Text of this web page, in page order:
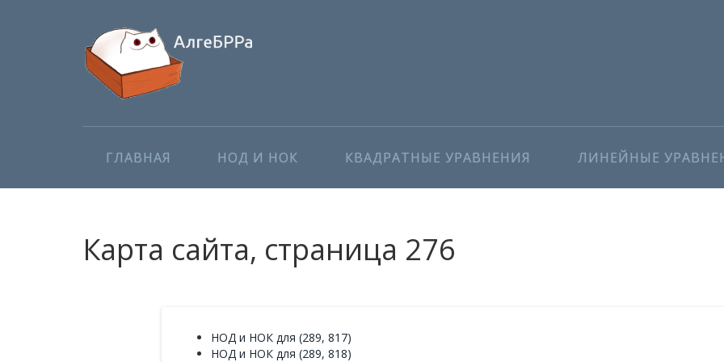
ГЛАВНАЯ НОД И НОК КВАДРАТНЫЕ УРАВНЕНИЯ ЛИНЕЙНЫЕ
Карта сайта, страница 276
НОД и НОК для (289, 817)
НОД и НОК для (289, 818)